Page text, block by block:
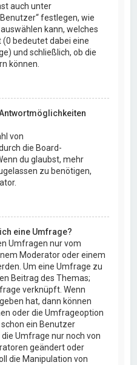
auch unter
festlegen, wie
kann, welches
bedeutet dabei eine
und schließlich, ob die
können.
von
die Board-
du glaubst, mehr
zu benötigen,
eine Umfrage?
Umfragen nur vom
Moderator oder einem
Um eine Umfrage zu
Beitrag des Themas;
verknüpft. Wenn
hat, dann können
oder die Umfrageoption
ein Benutzer
Umfrage nur noch von
geändert oder
die Manipulation von